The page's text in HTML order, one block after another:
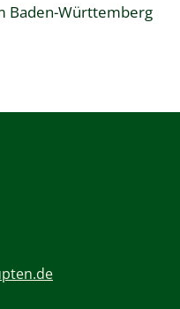
Baden-Württemberg